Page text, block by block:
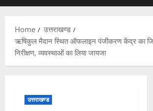
Home
उत्तराखण्ड
ऋषिकुल मैदान स्थित ऑफलाइन पंजीकरण केंद्र का
निरीक्षण, व्यवस्थाओं का लिया जायजा
उत्तराखण्ड